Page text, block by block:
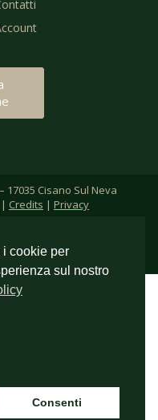
17035 Cisano Sul Neva
| Credits | Privacy
in digitalizzazione ha
del
allo sviluppo di progetti di
i cookie per
sul nostro
Consenti